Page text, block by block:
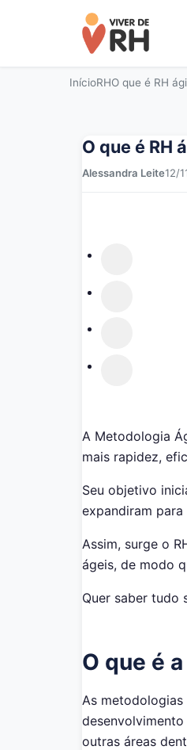
InícioRHO que é RH
O que é RH
Alessandra Leite12/
A Metodologia
mais rapidez,
Seu objetivo
expandiram
Assim, surge o
ágeis, de modo
Quer saber tudo
O que é
As metodologias
outras áreas